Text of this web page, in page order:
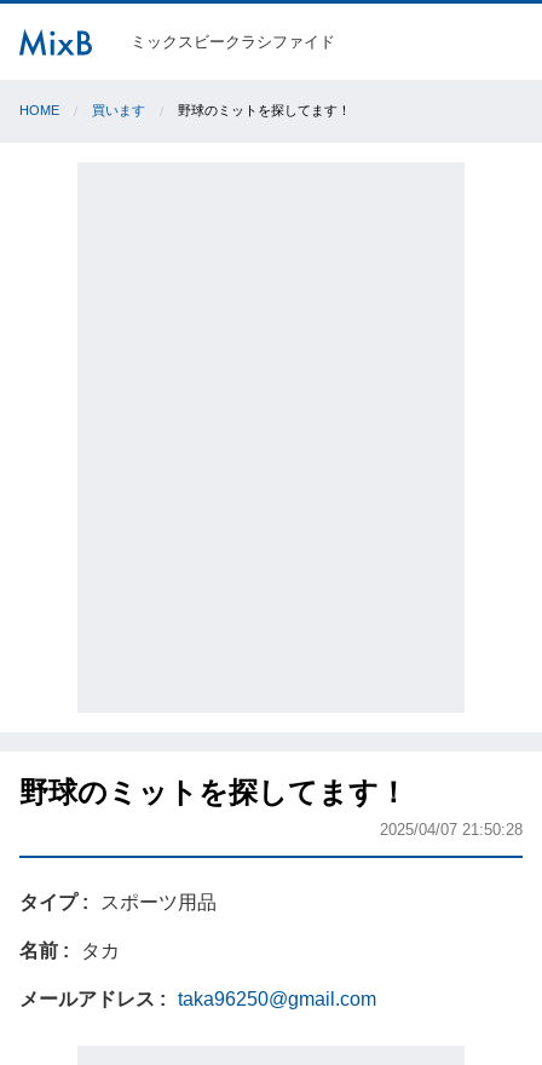
ミックスビークラシファイド
HOME 買います 野球のミットを探してます！
野球のミットを探してます！
2025/04/07 21:50:28
タイプ スポーツ用品
名前 タカ
メールアドレス taka96250@gmail.com